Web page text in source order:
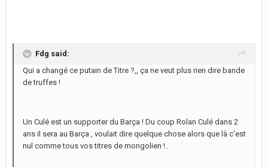
Fdg said:
Qui a changé ce putain de Titre ?,, ça ne veut plus rien dire bande
de truffes !
Un Culé est un supporter du Barça ! Du coup Rolan Culé dans 2
ans il sera au Barça , voulait dire quelque chose alors que là c'est
nul comme tous vos titres de mongolien !..